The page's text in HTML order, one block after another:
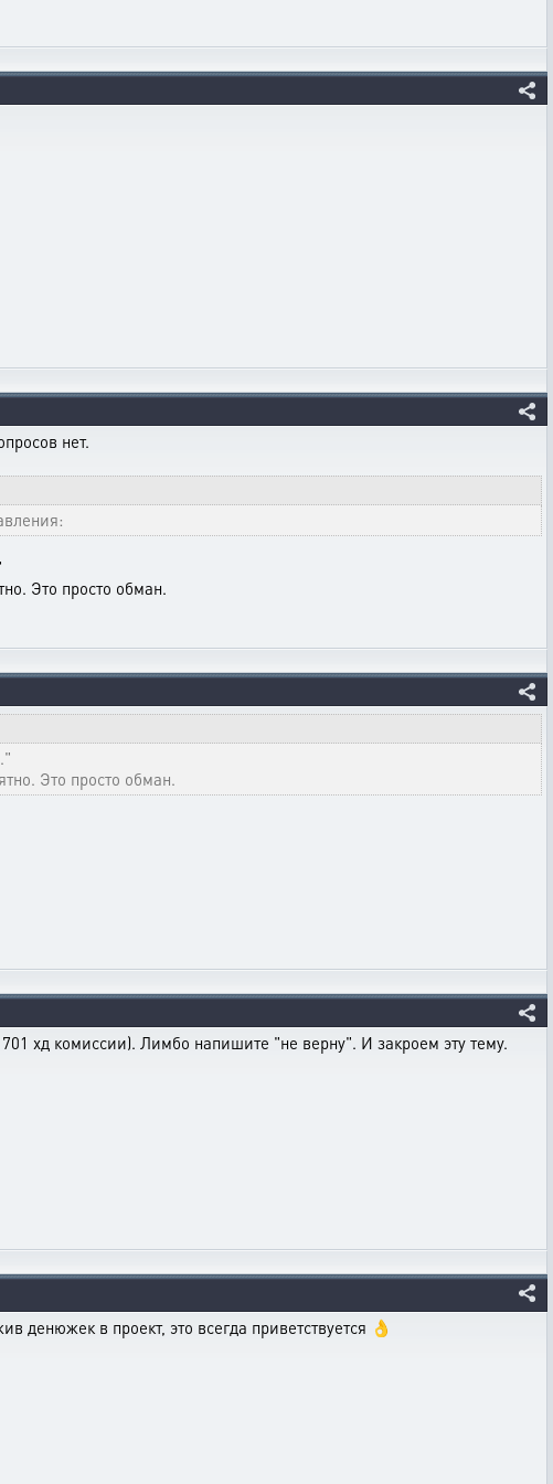
нет.
Это просто обман.
Это просто обман.
хд комиссии). Лимбо напишите "не верну". И закроем эту тему.
денюжек в проект, это всегда приветствуется 👌